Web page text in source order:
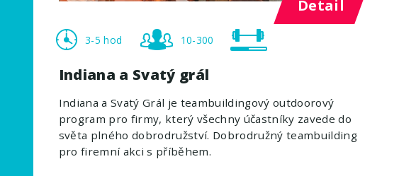
Detail
3-5 hod 10-300
Indiana a Svatý grál
Indiana a Svatý Grál je teambuildingový outdoorový
program pro firmy, který všechny účastníky zavede do
světa plného dobrodružství. Dobrodružný teambuilding
pro firemní akci s příběhem.